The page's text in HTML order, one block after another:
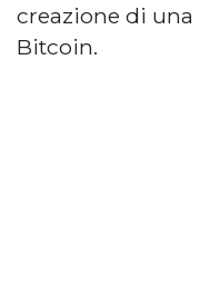
creazione di una
Bitcoin.